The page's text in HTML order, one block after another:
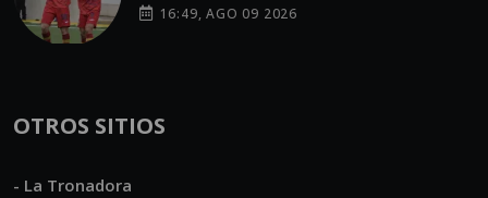
16:49, AGO 09 2026
OTROS SITIOS
- La Tronadora